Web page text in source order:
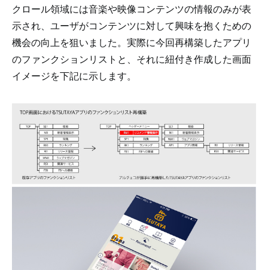
クロール領域には音楽や映像コンテンツの情報のみが表
示され、ユーザがコンテンツに対して興味を抱くための
機会の向上を狙いました。実際に今回再構築したアプリ
のファンクションリストと、それに紐付き作成した画面
イメージを下記に示します。